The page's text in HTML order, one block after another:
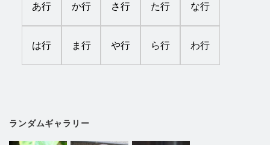
あ行 か行 さ行 た行 な行
は行 ま行 や行 ら行 わ行
ランダムギャラリー